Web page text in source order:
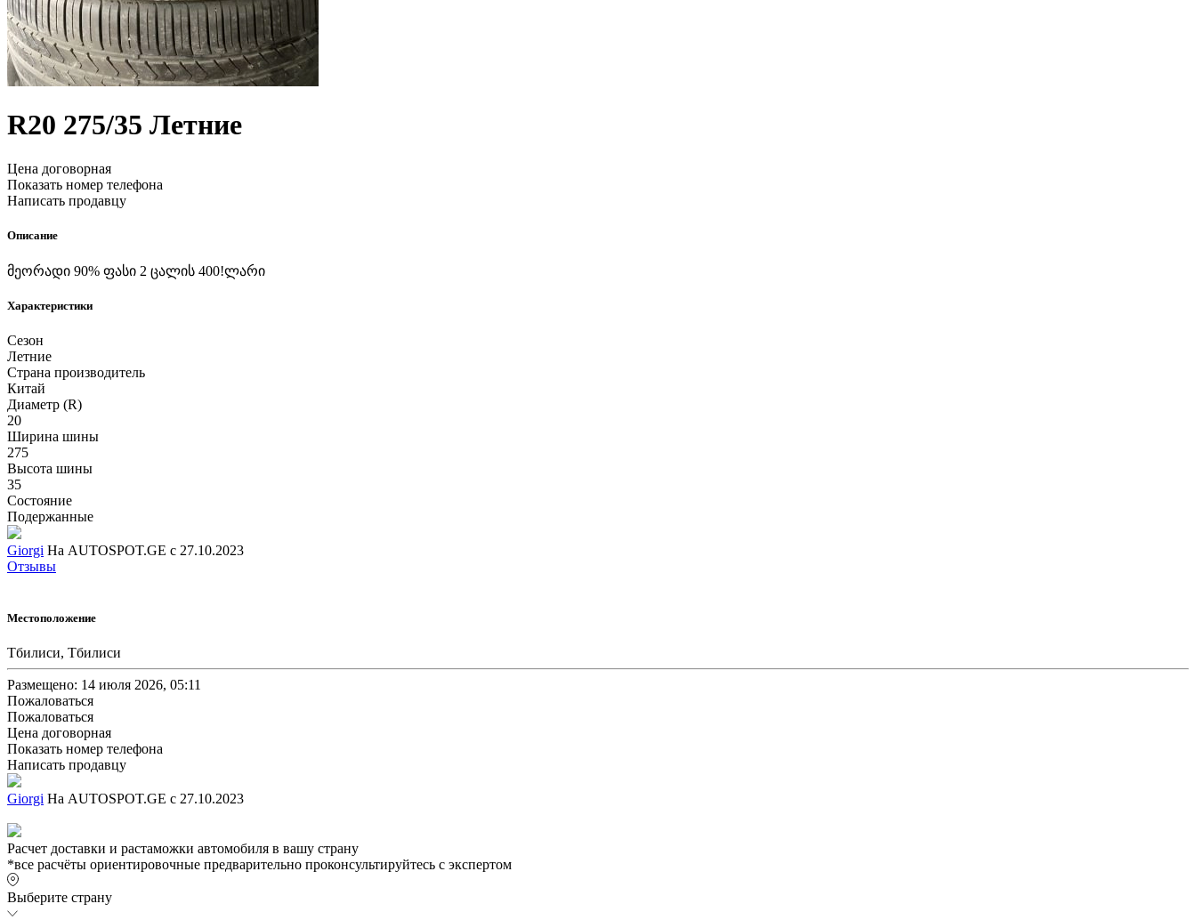
R20 275/35 Летние
Цена договорная
Показать номер телефона
Написать продавцу
Описание
მეორადი 90% ფასი 2 ცალის 400!ლარი
Характеристики
Сезон
Летние
Страна производитель
Китай
Диаметр (R)
20
Ширина шины
275
Высота шины
35
Состояние
Подержанные
Giorgi На AUTOSPOT.GE с 27.10.2023
Отзывы
Местоположение
Тбилиси, Тбилиси
Размещено: 14 июля 2026, 05:11
Пожаловаться
Пожаловаться
Цена договорная
Показать номер телефона
Написать продавцу
Giorgi На AUTOSPOT.GE с 27.10.2023
Расчет доставки и растаможки автомобиля в вашу страну
*все расчёты ориентировочные предварительно проконсультируйтесь с экспертом
Выберите страну